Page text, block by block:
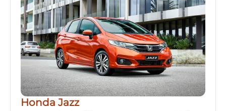
Honda Jazz